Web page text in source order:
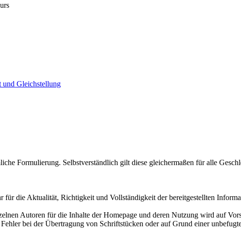
und Gleichstellung
Formulierung. Selbstverständlich gilt diese gleichermaßen für alle
für die Aktualität, Richtigkeit und Vollständigkeit der bereitgestellten
Autoren für die Inhalte der Homepage und deren Nutzung wird auf
bei der Übertragung von Schriftstücken oder auf Grund einer